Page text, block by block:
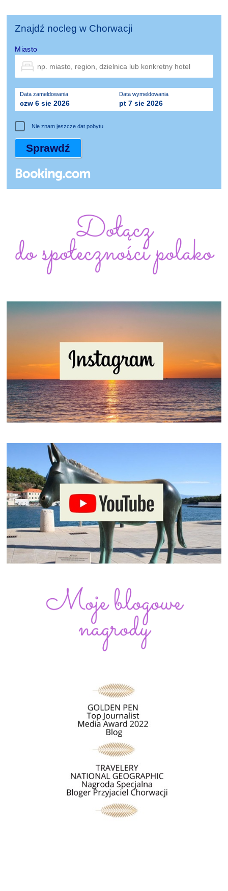
Znajdź nocleg w Chorwacji
Miasto
Data zameldowania
czw 6 sie 2026
Data wymeldowania
pt 7 sie 2026
Nie znam jeszcze dat pobytu